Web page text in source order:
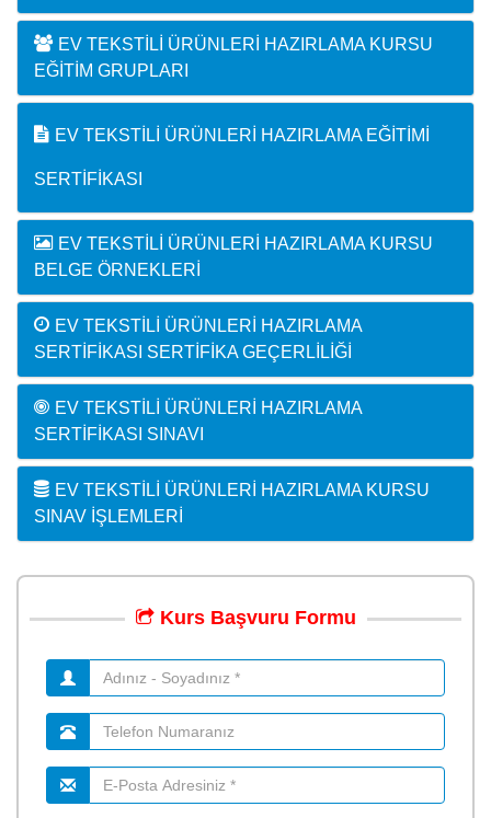
EV TEKSTILI ÜRÜNLERI HAZIRLAMA KURSU
EĞITIM GRUPLARI
EV TEKSTILI ÜRÜNLERI HAZIRLAMA EĞITIMI
SERTIFIKASI
EV TEKSTILI ÜRÜNLERI HAZIRLAMA KURSU
BELGE ÖRNEKLERI
EV TEKSTILI ÜRÜNLERI HAZIRLAMA
SERTIFIKASI SERTIFIKA GEÇERLILIĞI
EV TEKSTILI ÜRÜNLERI HAZIRLAMA
SERTIFIKASI SINAVI
EV TEKSTILI ÜRÜNLERI HAZIRLAMA KURSU
SINAV İŞLEMLERI
Kurs Başvuru Formu